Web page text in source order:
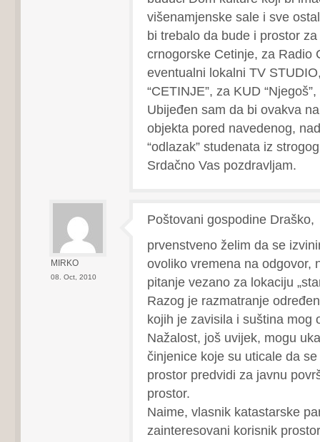
višenamjenske sale i sve
bi trebalo da bude i prostor
crnogorske Cetinje, za Radio
eventualni lokalni TV
“CETINJE”, za KUD
Ubijeđen sam da bi ovakva
objekta pored navedenog,
“odlazak” studenata iz
Srdačno Vas pozdravljam.
MIRKO
08. Oct, 2010
Poštovani gospodine Draško,
prvenstveno želim da se
ovoliko vremena na odgovor,
pitanje vezano za lokaciju
Razog je razmatranje
kojih je zavisila i suština mog
Nažalost, još uvijek, mogu
činjenice koje su uticale da
prostor predvidi za javnu
prostor.
Naime, vlasnik katastarske
zainteresovani korisnik